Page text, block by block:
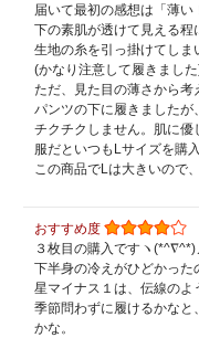
届いて最初の感想は「薄い
下の素肌が透けて見える程
生地の糸を引っ掛けてしま
(かなり注意して履きまし
ただ、見た目の薄さから考
パンツの下に履きましたが
チクチクしません。肌に優
服だといつもLサイズを購
この商品でLは大きいので
おすすめ度
３枚目の購入ですヽ(*^∇^*)
下半身の冷えがひどかった
星マイナス１は、伝線のよ
季節問わずに履けるかな
かな。